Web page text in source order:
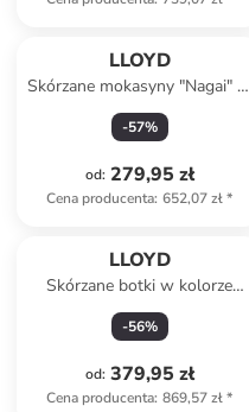
LLOYD
Skórzane mokasyny "Nagai" w
kolorze beżowym
-57%
od: 279,95 zł
Cena producenta: 652,07 zł*
LLOYD
Skórzane botki w kolorze
czarnym
-56%
od: 379,95 zł
Cena producenta: 869,57 zł*